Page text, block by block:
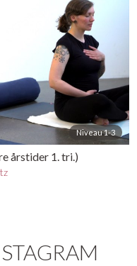
Niveau 1-3
årstider 1. tri.)